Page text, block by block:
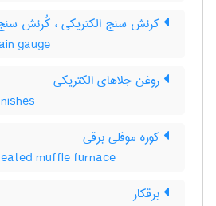
کرنش سنج الکتریکی ، کُرنش
gauge
روغن جلاهای الکتریکی
کوره موفلی برقی
muffle furnace
برقکار